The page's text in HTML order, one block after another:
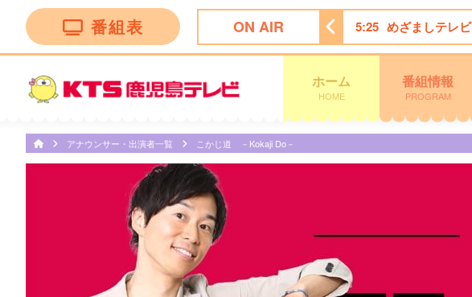
番組表 ON AIR
ピング 4:55 ビタブリッドジャパンテレビショッピング 5:25 めざましテレビ
ホーム
HOME
番組情報
PROGRAM
アナウンサー・出演者一覧 こかじ道 －Kokaji Do－